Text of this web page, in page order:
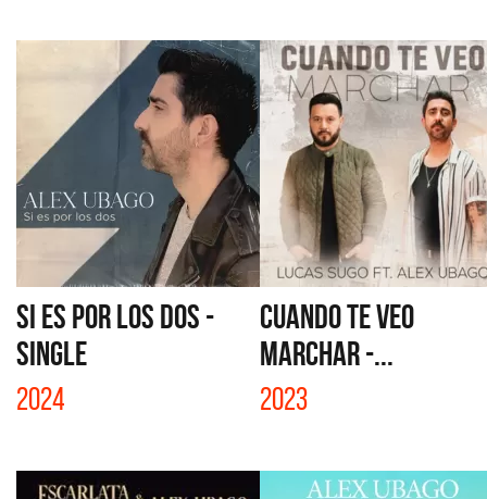
SI ES POR LOS DOS -
SINGLE
2024
CUANDO TE VEO
MARCHAR -...
2023